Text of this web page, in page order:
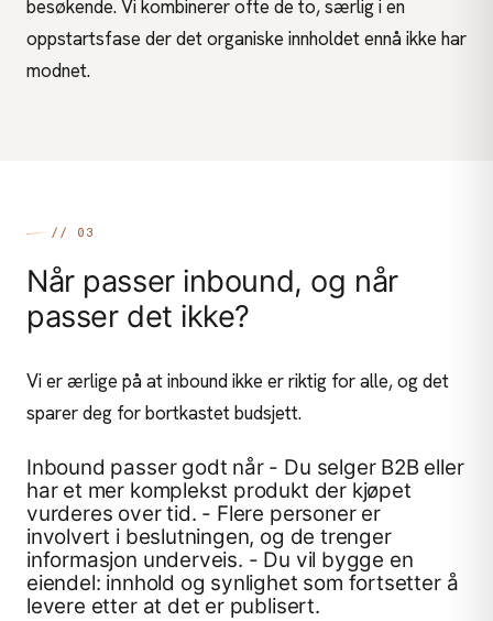
besøkende. Vi kombinerer ofte de to, særlig i en
oppstartsfase der det organiske innholdet ennå ikke har
modnet.
// 03
Når passer inbound, og når
passer det ikke?
Vi er ærlige på at inbound ikke er riktig for alle, og det
sparer deg for bortkastet budsjett.
Inbound passer godt når - Du selger B2B eller
har et mer komplekst produkt der kjøpet
vurderes over tid. - Flere personer er
involvert i beslutningen, og de trenger
informasjon underveis. - Du vil bygge en
eiendel: innhold og synlighet som fortsetter å
levere etter at det er publisert.